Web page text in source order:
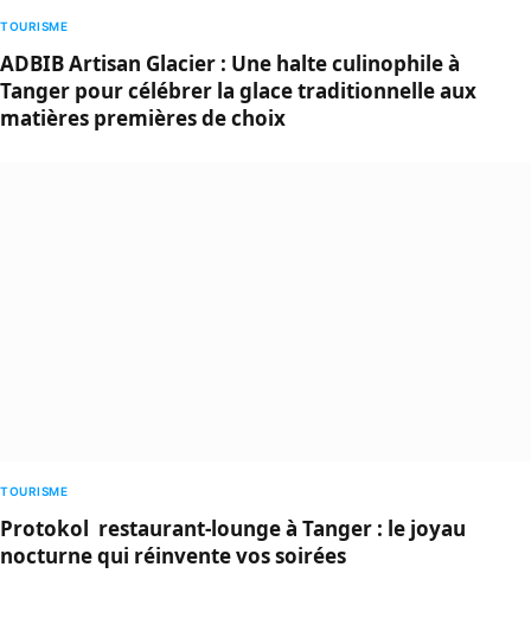
TOURISME
ADBIB Artisan Glacier : Une halte culinophile à
Tanger pour célébrer la glace traditionnelle aux
matières premières de choix
TOURISME
Protokol restaurant-lounge à Tanger : le joyau
nocturne qui réinvente vos soirées